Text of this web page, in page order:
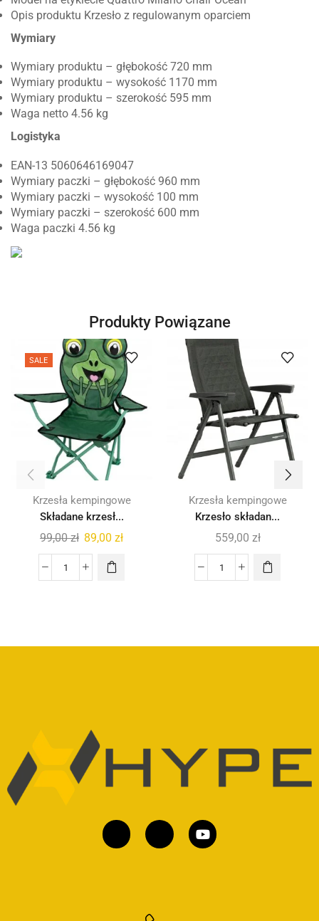
Opis produktu Krzesło z regulowanym oparciem
Wymiary
Wymiary produktu – głębokość 720 mm
Wymiary produktu – wysokość 1170 mm
Wymiary produktu – szerokość 595 mm
Waga netto 4.56 kg
Logistyka
EAN-13 5060646169047
Wymiary paczki – głębokość 960 mm
Wymiary paczki – wysokość 100 mm
Wymiary paczki – szerokość 600 mm
Waga paczki 4.56 kg
Produkty Powiązane
SALE
Krzesła kempingowe
Składane krzesł...
99,00zł 89,00 zł
Krzesła kempingowe
Krzesło składan...
559,00 zł